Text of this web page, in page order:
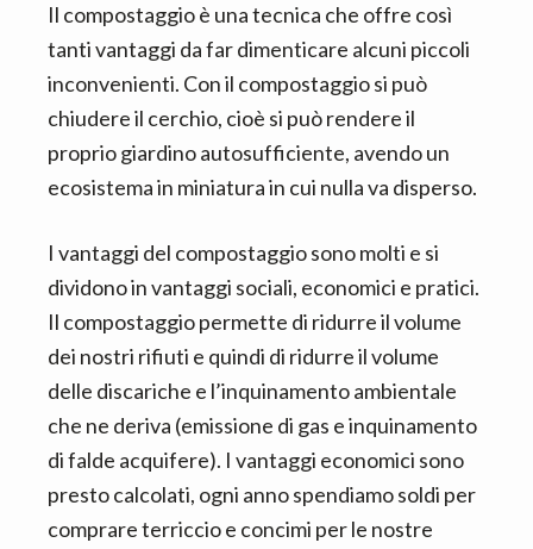
e
n
t
i
d
e
b
a
r
Il compostaggio è una tecnica che offre così
tanti vantaggi da far dimenticare alcuni piccoli
inconvenienti. Con il compostaggio si può
chiudere il cerchio, cioè si può rendere il
proprio giardino autosufficiente, avendo un
ecosistema in miniatura in cui nulla va disperso.
I vantaggi del compostaggio sono molti e si
dividono in vantaggi sociali, economici e pratici.
Il compostaggio permette di ridurre il volume
dei nostri rifiuti e quindi di ridurre il volume
delle discariche e l’inquinamento ambientale
che ne deriva (emissione di gas e inquinamento
di falde acquifere). I vantaggi economici sono
presto calcolati, ogni anno spendiamo soldi per
comprare terriccio e concimi per le nostre